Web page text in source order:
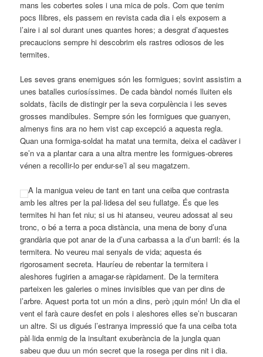
mans les cobertes soles i una mica de pols. Com que tenim
pocs llibres, els passem en revista cada dia i els exposem a
l’aire i al sol durant unes quantes hores; a desgrat d’aquestes
precaucions sempre hi descobrim els rastres odiosos de les
termites.
Les seves grans enemigues són les formigues; sovint assistim a
unes batalles curiosíssimes. De cada bàndol només lluiten els
soldats, fàcils de distingir per la seva corpulència i les seves
grosses mandíbules. Sempre són les formigues que guanyen,
almenys fins ara no hem vist cap excepció a aquesta regla.
Quan una formiga-soldat ha matat una termita, deixa el cadàver i
se’n va a plantar cara a una altra mentre les formigues-obreres
vénen a recollir-lo per endur-se’l al seu magatzem.
A la manigua veieu de tant en tant una ceiba que contrasta
amb les altres per la pal·lidesa del seu fullatge. És que les
termites hi han fet niu; si us hi atanseu, veureu adossat al seu
tronc, o bé a terra a poca distància, una mena de bony d’una
grandària que pot anar de la d’una carbassa a la d’un barril: és la
termitera. No veureu mai senyals de vida; aquesta és
rigorosament secreta. Hauríeu de rebentar la termitera i
aleshores fugirien a amagar-se ràpidament. De la termitera
parteixen les galeries o mines invisibles que van per dins de
l’arbre. Aquest porta tot un món a dins, però ¡quin món! Un dia el
vent el farà caure desfet en pols i aleshores elles se’n buscaran
un altre. Si us digués l’estranya impressió que fa una ceiba tota
pàl·lida enmig de la insultant exuberància de la jungla quan
sabeu que duu un món secret que la rosega per dins nit i dia.